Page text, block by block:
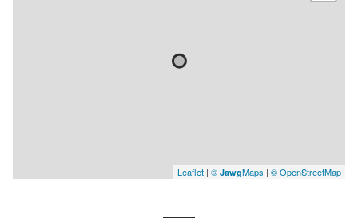
Leaflet | © JawgMaps | © OpenStreetMap